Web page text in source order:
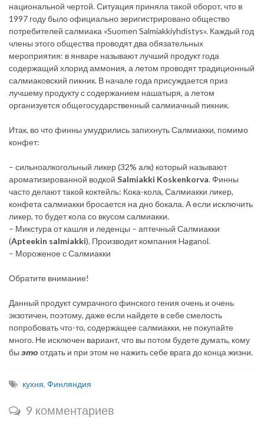
национальной чертой. Ситуация приняла такой оборот, что в
1997 году было официально зеригистрировано общество
потребителей салмиака «Suomen Salmiakkiyhdistys». Каждый год
члены этого общества проводят два обязательных
мероприятия: в январе называют лучший продукт года
содержащий хлорид аммония, а летом проводят традиционный
салмиаковский пикник. В начале года присуждается приз
лучшему продукту с содержанием нашатыря, а летом
организуется общегосударственный салмиачный пикник.
Итак, во что финны умудрились запихнуть Салмиакки, помимо
конфет:
– сильноалкогольный ликер (32% алк) который называют
ароматизированной водкой Salmiakki Koskenkorva. Финны
часто делают такой коктейль: Кока-кола, Салмиакки ликер,
конфета салмиакки бросается на дно бокала. А если исключить
ликер, то будет кола со вкусом салмиакки.
– Микстура от кашля и леденцы – аптечный Салмиакки
(Apteekin salmiakki). Производит компания Haganol.
– Мороженое с Салмиакки
Обратите внимание!
Данный продукт сумрачного финского гения очень и очень
экзотичен, поэтому, даже если найдете в себе смелость
попробовать что-то, содержащее салмиакки, не покупайте
много. Не исключен вариант, что вы потом будете думать, кому
бы это отдать и при этом не нажить себе врага до конца жизни.
кухня, Финляндия
9 комментариев